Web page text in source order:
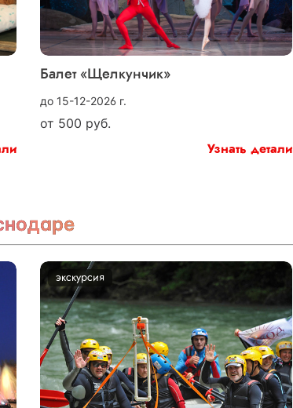
Балет «Щелкунчик»
до 15-12-2026 г.
от 500 руб.
Узнать детали
экскурсия